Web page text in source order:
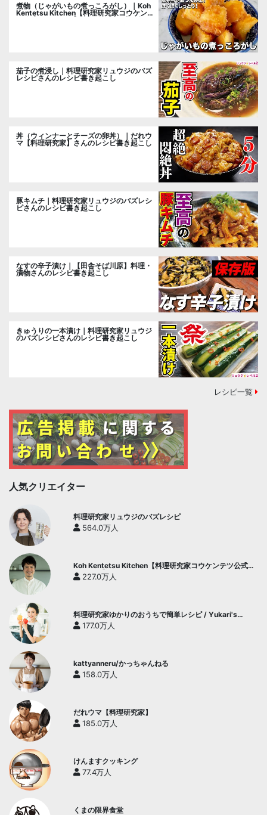
煮物（じゃがいもの煮っころがし）｜Koh
Kentetsu Kitchen【料理研究家コウケンテ
茄子の煮浸し｜料理研究家リュウジのバズ
レシピさんのレシピ書き起こし
丼（ウィンナーとチーズの卵丼）｜だれウ
マ【料理研究家】さんのレシピ書き起こし
豚キムチ｜料理研究家リュウジのバズレシ
ピさんのレシピ書き起こし
なすの辛子漬け｜【田舎そば川原】料理・
漬物さんのレシピ書き起こし
きゅうりの一本漬け｜料理研究家リュウジ
のバズレシピさんのレシピ書き起こし
レシピ一覧
人気クリエイター
料理研究家リュウジのバズレシピ
564.0万人
Koh Kentetsu Kitchen【料理研究家コウケンテツ公式チ
ャンネル】
227.0万人
料理研究家ゆかりのおうちで簡単レシピ / Yukari's
Kitchen
177.0万人
kattyanneru/かっちゃんねる
158.0万人
だれウマ【料理研究家】
185.0万人
けんますクッキング
77.4万人
くまの限界食堂